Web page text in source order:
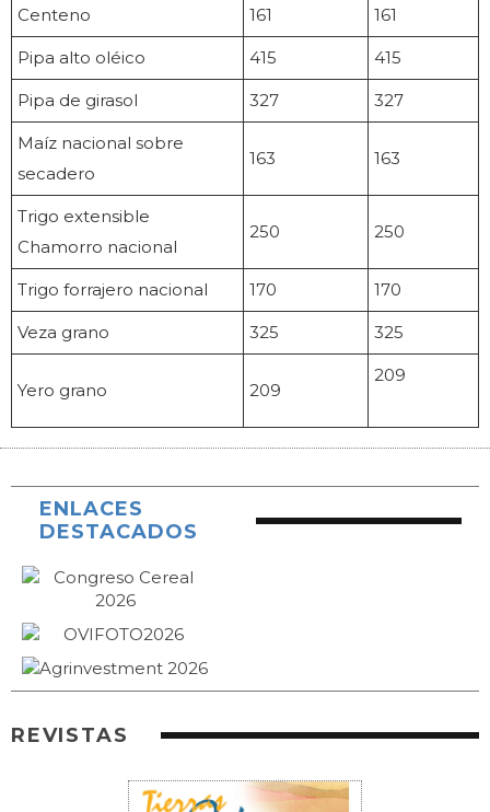
Centeno 161 161
Pipa alto oléico 415 415
Pipa de girasol 327 327
Maíz nacional sobre
secadero
163 163
Trigo extensible
Chamorro nacional
250 250
Trigo forrajero nacional 170 170
Veza grano 325 325
Yero grano 209
209
ENLACES
DESTACADOS
REVISTAS